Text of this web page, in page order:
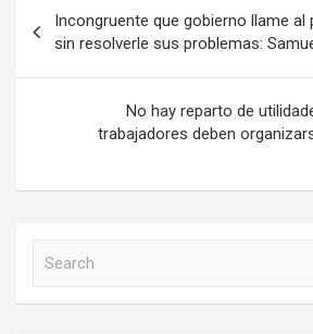
de
entradas
Incongruente que gobierno llame al
sin resolverle sus problemas:
No hay reparto de
trabajadores deben